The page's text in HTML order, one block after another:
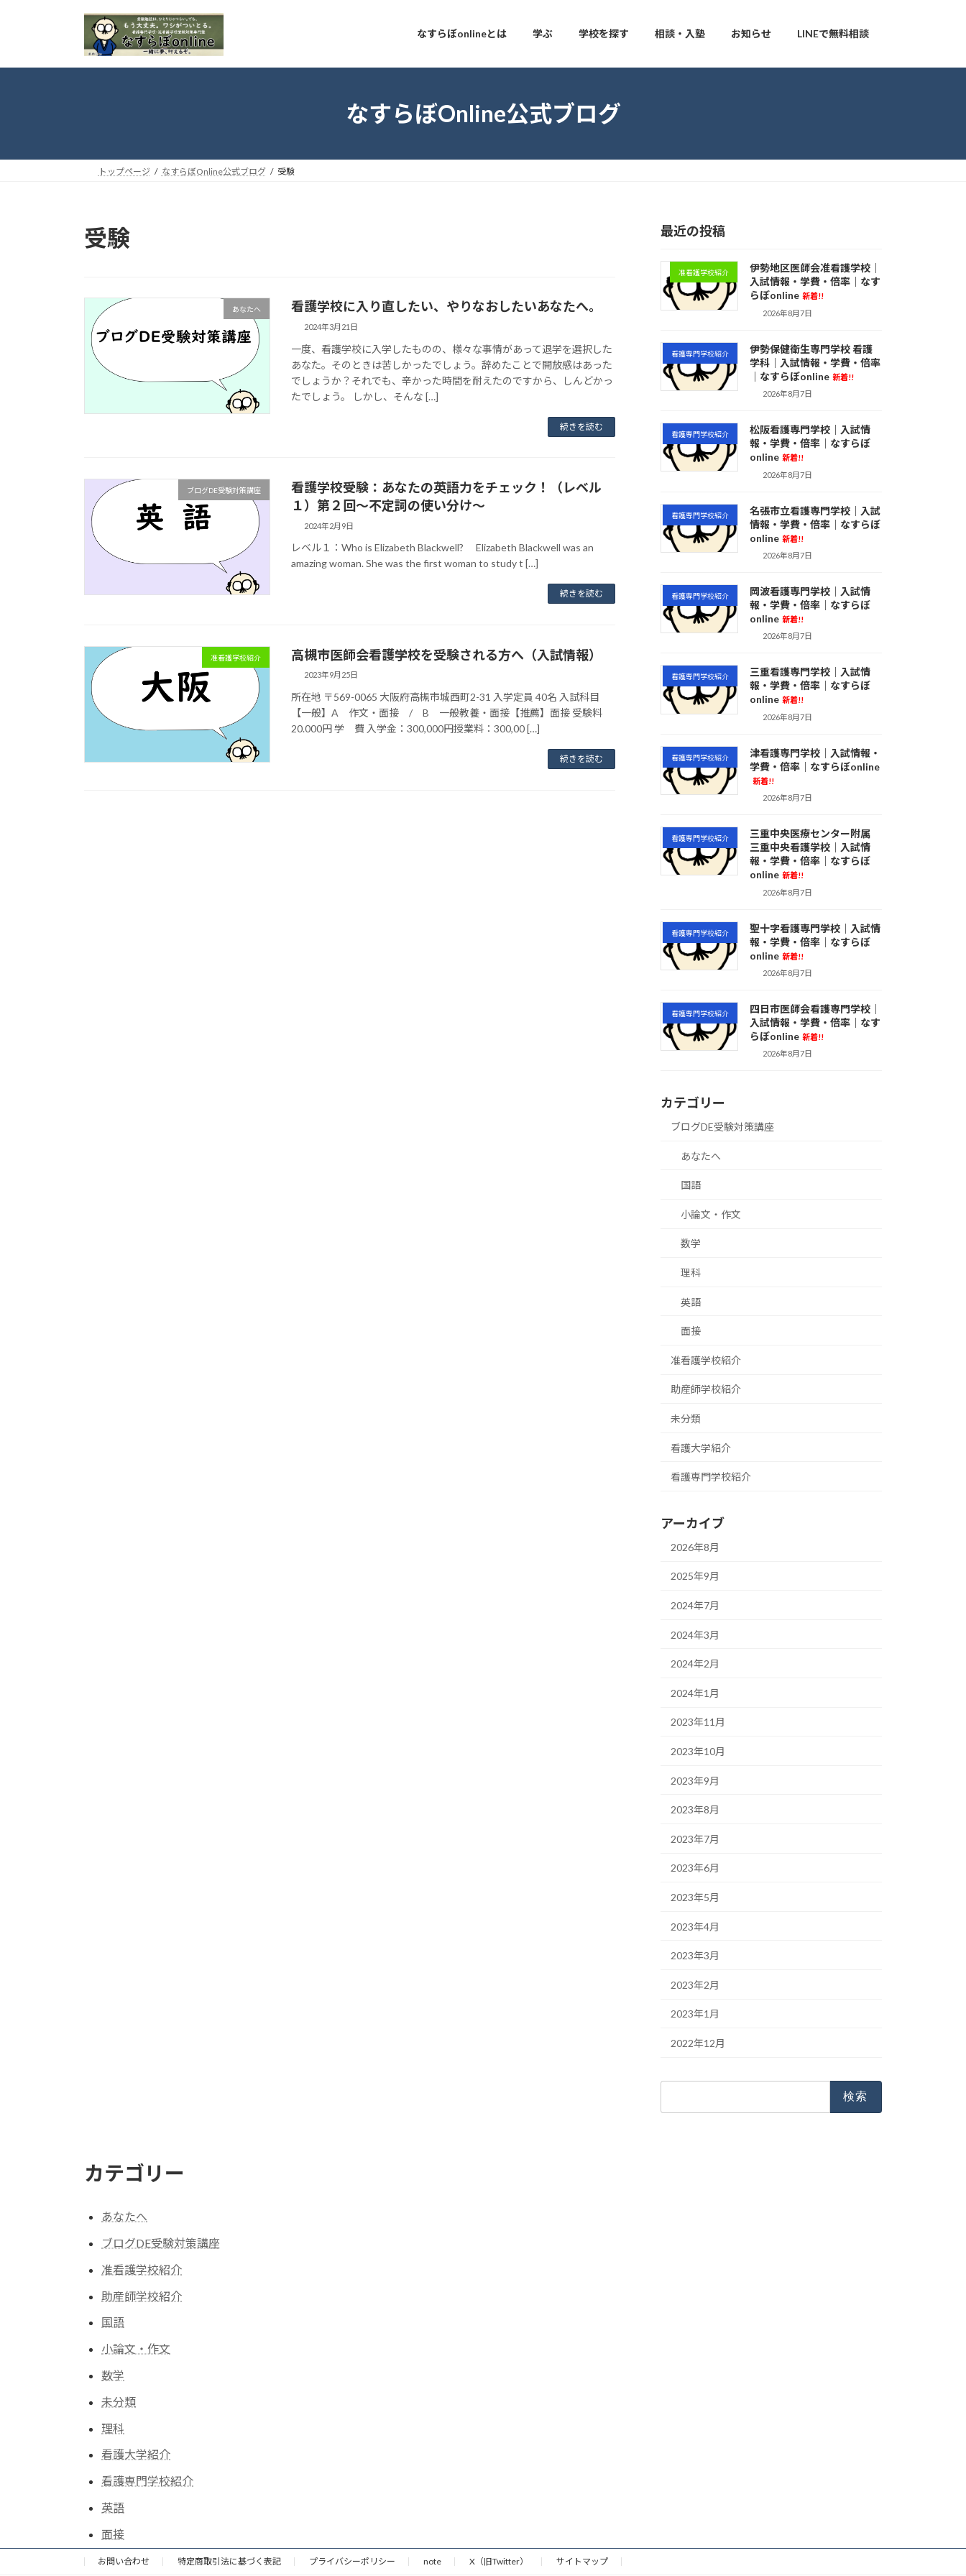
プ
動
なすらぼonlineとは 学ぶ 学校を探す 相談・入塾 お知らせ LINEで無料相談
なすらぼOnline公式ブログ
トップページ なすらぼOnline公式ブログ 受験
受験
あなたへ 看護学校に入り直したい、やりなおしたいあなたへ。
2024年3月21日
一度、看護学校に入学したものの、様々な事情があって退学を選択した
あなた。そのときは苦しかったでしょう。辞めたことで開放感はあった
でしょうか？それでも、辛かった時間を耐えたのですから、しんどかっ
たでしょう。 しかし、そんな […]
続きを読む
ブログDE受験対策講座
看護学校受験：あなたの英語力をチェック！（レベル
１）第２回～不定詞の使い分け〜
2024年2月9日
レベル１：Who is Elizabeth Blackwell? Elizabeth Blackwell was an
amazing woman. She was the first woman to study t […]
続きを読む
准看護学校紹介 高槻市医師会看護学校を受験される方へ（入試情報）
2023年9月25日
所在地 〒569-0065 大阪府高槻市城西町2-31 入学定員 40名 入試科目
【一般】A 作文・面接 / B 一般教養・面接【推薦】面接 受験料
20.000円 学 費 入学金：300,000円授業料：300,00 […]
続きを読む
最近の投稿
准看護学校紹介
伊勢地区医師会准看護学校｜
入試情報・学費・倍率｜なす
らぼonline 新着!!
2026年8月7日
看護専門学校紹介
伊勢保健衛生専門学校 看護
学科｜入試情報・学費・倍率
｜なすらぼonline 新着!!
2026年8月7日
看護専門学校紹介
松阪看護専門学校｜入試情
報・学費・倍率｜なすらぼ
online 新着!!
2026年8月7日
看護専門学校紹介
名張市立看護専門学校｜入試
情報・学費・倍率｜なすらぼ
online 新着!!
2026年8月7日
看護専門学校紹介
岡波看護専門学校｜入試情
報・学費・倍率｜なすらぼ
online 新着!!
2026年8月7日
看護専門学校紹介
三重看護専門学校｜入試情
報・学費・倍率｜なすらぼ
online 新着!!
2026年8月7日
看護専門学校紹介
津看護専門学校｜入試情報・
学費・倍率｜なすらぼonline
新着!!
2026年8月7日
看護専門学校紹介
三重中央医療センター附属
三重中央看護学校｜入試情
報・学費・倍率｜なすらぼ
online 新着!!
2026年8月7日
看護専門学校紹介
聖十字看護専門学校｜入試情
報・学費・倍率｜なすらぼ
online 新着!!
2026年8月7日
看護専門学校紹介
四日市医師会看護専門学校｜
入試情報・学費・倍率｜なす
らぼonline 新着!!
2026年8月7日
カテゴリー
ブログDE受験対策講座
あなたへ
国語
小論文・作文
数学
理科
英語
面接
准看護学校紹介
助産師学校紹介
未分類
看護大学紹介
看護専門学校紹介
アーカイブ
2026年8月
2025年9月
2024年7月
2024年3月
2024年2月
2024年1月
2023年11月
2023年10月
2023年9月
2023年8月
2023年7月
2023年6月
2023年5月
2023年4月
2023年3月
2023年2月
2023年1月
2022年12月
カテゴリー
あなたへ
ブログDE受験対策講座
准看護学校紹介
助産師学校紹介
国語
小論文・作文
数学
未分類
理科
看護大学紹介
看護専門学校紹介
英語
面接
お問い合わせ 特定商取引法に基づく表記 プライバシーポリシー note X（旧Twitter） サイトマップ